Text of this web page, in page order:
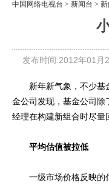
中国网络电视台 > 新闻台 >
发布时间:2012年01月
新年新气象，不少基金
金公司发现，基金公司除
经理在构建新组合时尽量
平均估值被拉低
一级市场价格反映的估